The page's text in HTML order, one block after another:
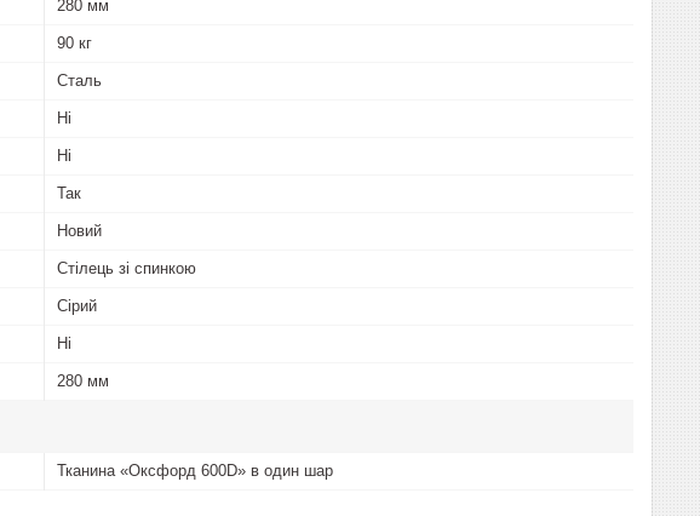
280 мм
90 кг
Сталь
Ні
Ні
Так
Новий
Стілець зі спинкою
Сірий
Ні
280 мм
Тканина «Оксфорд 600D» в один шар